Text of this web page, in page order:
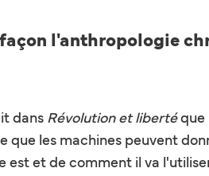
l'anthropologie
dansRévolution et libertéque
que les machines peuvent
et de comment il va